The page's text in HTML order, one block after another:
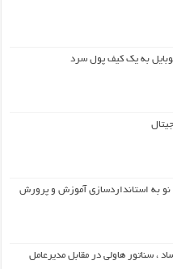
به یک کیف‌ پول سرد
نو به استانداردسازی آموزش و پرورش
، سناتور هاولی در مقابل مدیرعامل